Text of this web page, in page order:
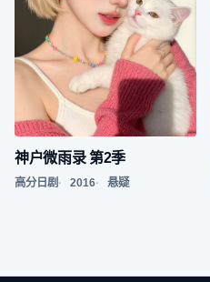
神户微雨录 第2季
高分日剧 2016 悬疑